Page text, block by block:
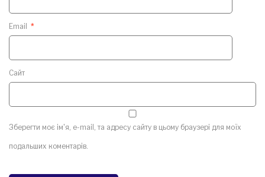
Email *
Сайт
Зберегти моє ім'я, e-mail, та адресу сайту в цьому браузері для моїх
подальших коментарів.